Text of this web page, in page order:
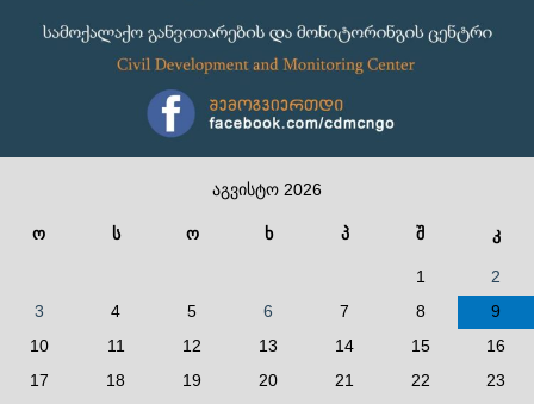
აგვისტო 2026
ო ს ო ხ პ შ კ
1
2
3
4 5 6 7 8
9
10
11 12 13 14 15
16
17
18 19 20 21 22
23